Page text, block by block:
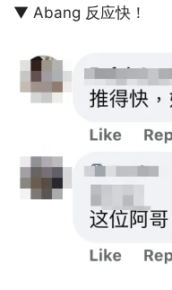
▼ Abang 反应快！